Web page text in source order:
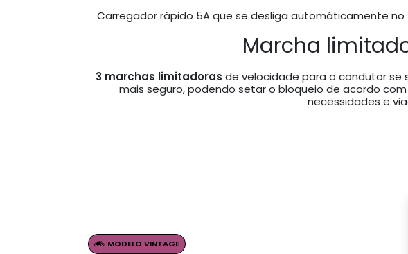
Carregador rápido 5A que se desliga automáticamente no
Marcha
3​ marchas limitadoras de velocidade para o condutor se
mais seguro, podendo setar o bloqueio de acordo com
necessidades e
MODELO VINTAGE